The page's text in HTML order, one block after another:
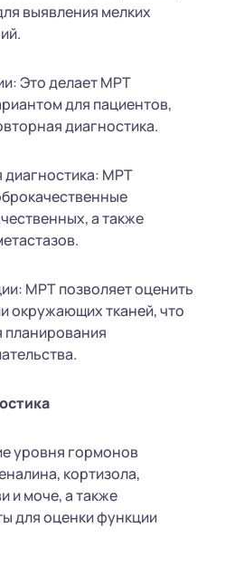
выявления мелких
Это делает МРТ
для пациентов,
диагностика.
МРТ
а также
МРТ позволяет оценить
окружающих тканей, что
планирования
уровня гормонов
кортизола,
и моче, а также
для оценки функции